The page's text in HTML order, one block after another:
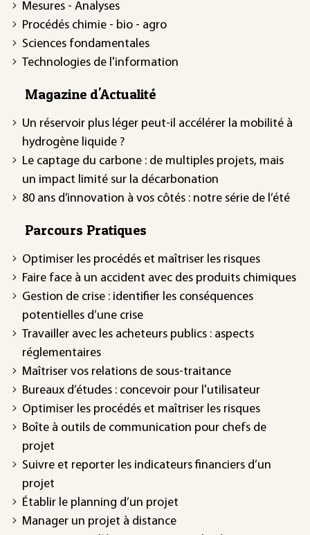
Mesures - Analyses
Procédés chimie - bio - agro
Sciences fondamentales
Technologies de l'information
Magazine d'Actualité
Un réservoir plus léger peut-il accélérer la mobilité à
hydrogène liquide ?
Le captage du carbone : de multiples projets, mais
un impact limité sur la décarbonation
80 ans d’innovation à vos côtés : notre série de l’été
Parcours Pratiques
Optimiser les procédés et maîtriser les risques
Faire face à un accident avec des produits chimiques
Gestion de crise : identifier les conséquences
potentielles d’une crise
Travailler avec les acheteurs publics : aspects
réglementaires
Maîtriser vos relations de sous-traitance
Bureaux d’études : concevoir pour l'utilisateur
Optimiser les procédés et maîtriser les risques
Boîte à outils de communication pour chefs de
projet
Suivre et reporter les indicateurs financiers d’un
projet
Établir le planning d’un projet
Manager un projet à distance